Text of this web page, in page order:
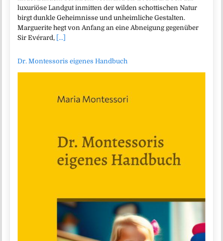
luxuriöse Landgut inmitten der wilden schottischen Natur
birgt dunkle Geheimnisse und unheimliche Gestalten.
Marguerite hegt von Anfang an eine Abneigung gegenüber
Sir Evérard, [...]
Dr. Montessoris eigenes Handbuch